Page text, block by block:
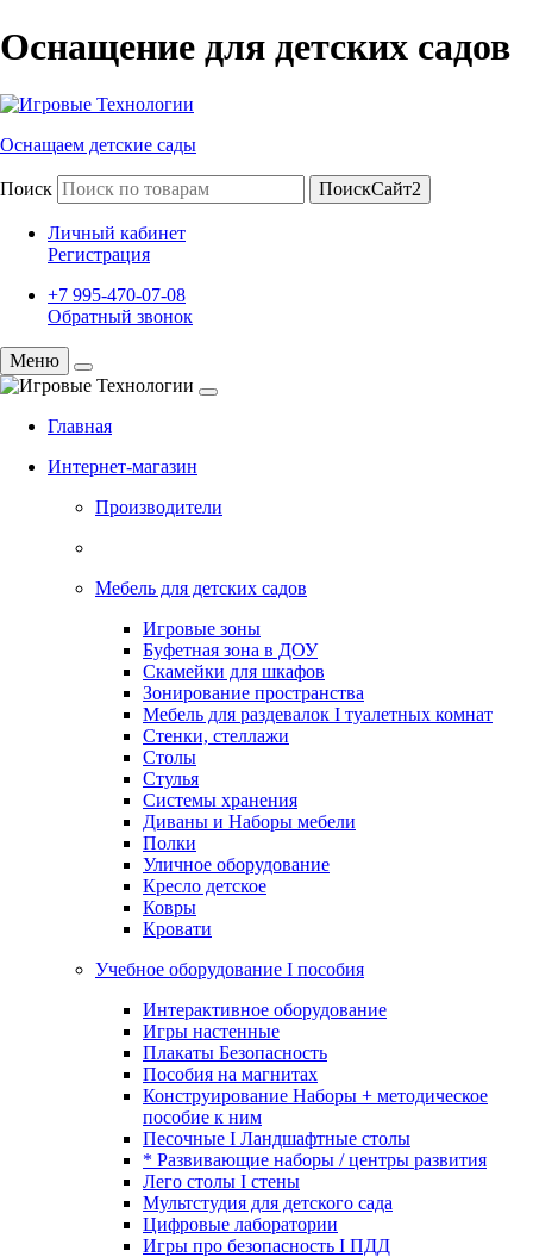
Оснащение для детских садов
Оснащаем детские сады
Поиск ПоискСайт2
Личный кабинет
Регистрация
+7 995-470-07-08
Обратный звонок
Меню
Главная
Интернет-магазин
Производители
Мебель для детских садов
Игровые зоны
Буфетная зона в ДОУ
Скамейки для шкафов
Зонирование пространства
Мебель для раздевалок I туалетных комнат
Стенки, стеллажи
Столы
Стулья
Системы хранения
Диваны и Наборы мебели
Полки
Уличное оборудование
Кресло детское
Ковры
Кровати
Учебное оборудование I пособия
Интерактивное оборудование
Игры настенные
Плакаты Безопасность
Пособия на магнитах
Конструирование Наборы + методическое
пособие к ним
Песочные I Ландшафтные столы
* Развивающие наборы / центры развития
Лего столы I стены
Мультстудия для детского сада
Цифровые лаборатории
Игры про безопасность I ПДД